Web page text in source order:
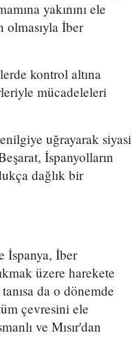
yakınını ele
olmasıyla İber
kontrol altına
mücadeleleri
uğrayarak siyasi
İspanyolların
dağlık bir
İspanya, İber
üzere harekete
da o dönemde
çevresini ele
ve Mısır'dan